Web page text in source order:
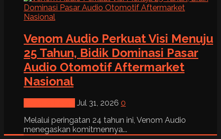
Venom Audio Perkuat Visi Menuju
25 Tahun, Bidik Dominasi Pasar
Audio Otomotif Aftermarket
Nasional
Jul 31, 2026 0
Melalui peringatan 24 tahun ini, Venom Audio
menegaskan komitmennya...